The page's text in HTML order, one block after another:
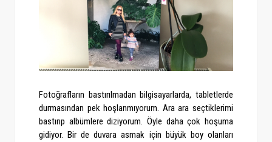
Fotoğrafların bastırılmadan bilgisayarlarda, tabletlerde
durmasından pek hoşlanmıyorum. Ara ara seçtiklerimi
bastırıp albümlere diziyorum. Öyle daha çok hoşuma
gidiyor. Bir de duvara asmak için büyük boy olanları